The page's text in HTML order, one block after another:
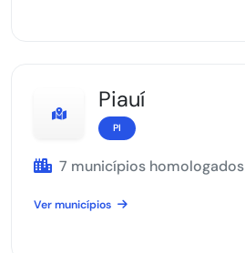
Piauí
PI
7 municípios homologados
Ver municípios